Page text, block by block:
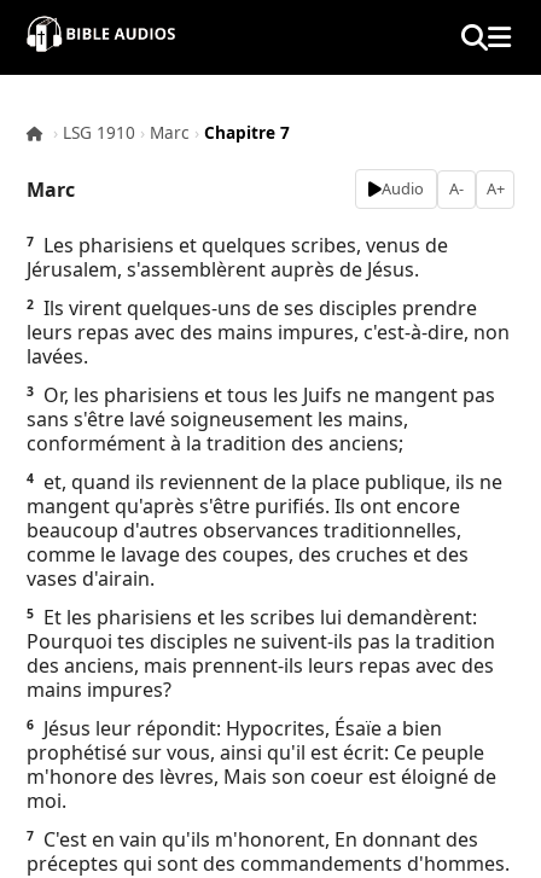
×
Contacts
About
Copyright
Download
L.O.A
Ebook
› LSG 1910 › Marc › Chapitre 7
Marc Audio A- A+
7
Les pharisiens et quelques scribes, venus de
Jérusalem, s'assemblèrent auprès de Jésus.
2 Ils virent quelques-uns de ses disciples prendre
leurs repas avec des mains impures, c'est-à-dire, non
lavées.
3
Or, les pharisiens et tous les Juifs ne mangent pas
sans s'être lavé soigneusement les mains,
conformément à la tradition des anciens;
4
et, quand ils reviennent de la place publique, ils ne
mangent qu'après s'être purifiés. Ils ont encore
beaucoup d'autres observances traditionnelles,
comme le lavage des coupes, des cruches et des
vases d'airain.
5
Et les pharisiens et les scribes lui demandèrent:
Pourquoi tes disciples ne suivent-ils pas la tradition
des anciens, mais prennent-ils leurs repas avec des
mains impures?
6
Jésus leur répondit: Hypocrites, Ésaïe a bien
prophétisé sur vous, ainsi qu'il est écrit: Ce peuple
m'honore des lèvres, Mais son coeur est éloigné de
moi.
7
C'est en vain qu'ils m'honorent, En donnant des
préceptes qui sont des commandements d'hommes.